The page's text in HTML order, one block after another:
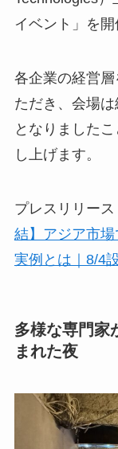
イベント」を開
各企業の経営
ただき、会場
となりました
し上げます。
プレスリリース
結】アジア市場
実例とは｜8/4
多様な専門家
まれた夜